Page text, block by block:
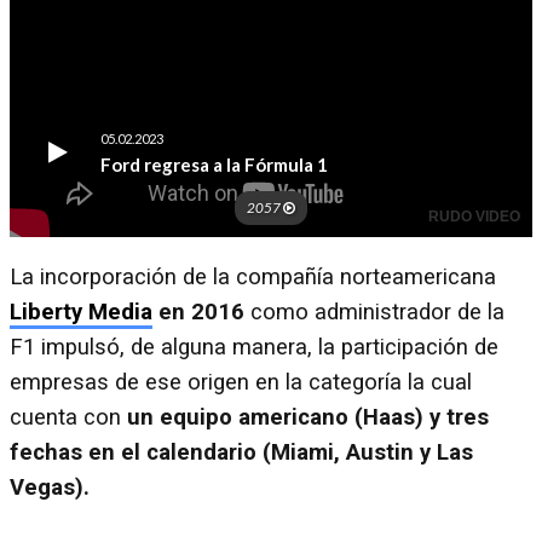
La incorporación de la compañía norteamericana
Liberty Media en 2016 como administrador de la
F1 impulsó, de alguna manera, la participación de
empresas de ese origen en la categoría la cual
cuenta con un equipo americano (Haas) y tres
fechas en el calendario (Miami, Austin y Las
Vegas).